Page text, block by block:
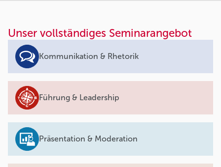
Unser vollständiges Seminarangebot
Kommunikation & Rhetorik
Führung & Leadership
Präsentation & Moderation